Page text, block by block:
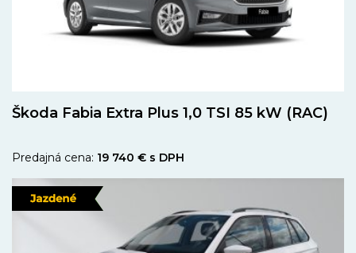
Škoda Fabia Extra Plus 1,0 TSI 85 kW (RAC)
Predajná cena: 19 740 € s DPH